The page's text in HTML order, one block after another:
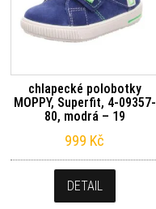
chlapecké polobotky
MOPPY, Superfit, 4-09357-
80, modrá – 19
999 Kč
DETAIL